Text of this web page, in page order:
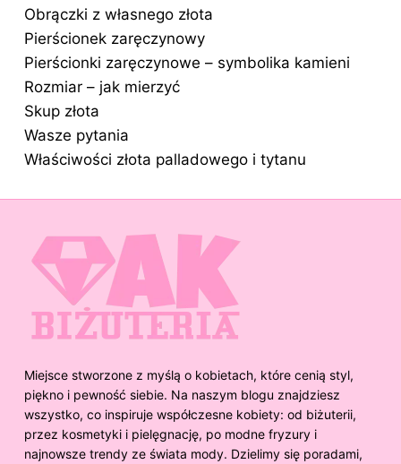
Obrączki z własnego złota
Pierścionek zaręczynowy
Pierścionki zaręczynowe – symbolika kamieni
Rozmiar – jak mierzyć
Skup złota
Wasze pytania
Właściwości złota palladowego i tytanu
Miejsce stworzone z myślą o kobietach, które cenią styl,
piękno i pewność siebie. Na naszym blogu znajdziesz
wszystko, co inspiruje współczesne kobiety: od biżuterii,
przez kosmetyki i pielęgnację, po modne fryzury i
najnowsze trendy ze świata mody. Dzielimy się poradami,